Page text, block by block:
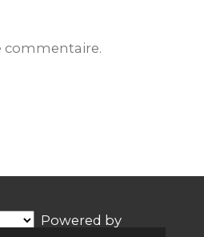
commentaire.
Powered by